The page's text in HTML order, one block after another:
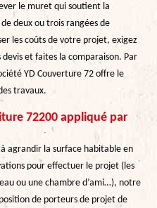
le muret qui soutient la
deux ou trois rangées de
les coûts de votre projet, exigez
devis et faites la comparaison. Par
YD Couverture 72 offre le
travaux.
72200 appliqué par
agrandir la surface habitable en
pour effectuer le projet (les
ou une chambre d’ami…), notre
de porteurs de projet de